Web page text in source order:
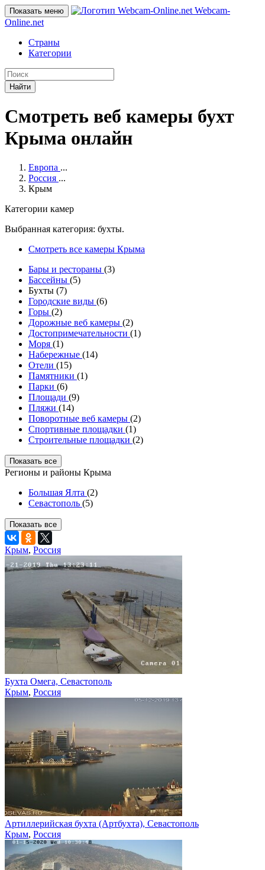
Показать меню
Webcam-
Online.net
Страны
Категории
Найти
Смотреть веб камеры бухт
Крыма онлайн
Европа ...
Россия ...
Крым
Категории камер
Выбранная категория: бухты.
Смотреть все камеры Крыма
Бары и рестораны (3)
Бассейны (5)
Бухты (7)
Городские виды (6)
Горы (2)
Дорожные веб камеры (2)
Достопримечательности (1)
Моря (1)
Набережные (14)
Отели (15)
Памятники (1)
Парки (6)
Площади (9)
Пляжи (14)
Поворотные веб камеры (2)
Спортивные площадки (1)
Строительные площадки (2)
Показать все
Регионы и районы Крыма
Большая Ялта (2)
Севастополь (5)
Показать все
Крым, Россия
Бухта Омега, Севастополь
Крым, Россия
Артиллерийская бухта (Артбухта), Севастополь
Крым, Россия